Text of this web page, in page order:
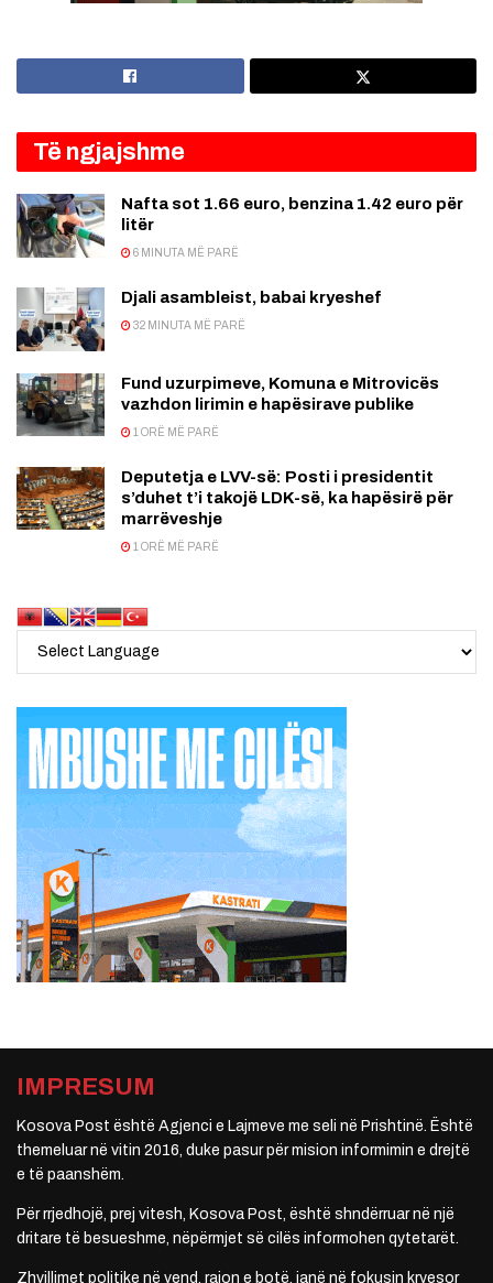
Të ngjajshme
Nafta sot 1.66 euro, benzina 1.42 euro për
litër
6 MINUTA MË PARË
Djali asambleist, babai kryeshef
32 MINUTA MË PARË
Fund uzurpimeve, Komuna e Mitrovicës
vazhdon lirimin e hapësirave publike
1 ORË MË PARË
Deputetja e LVV-së: Posti i presidentit
s’duhet t’i takojë LDK-së, ka hapësirë për
marrëveshje
1 ORË MË PARË
IMPRESUM
Kosova Post është Agjenci e Lajmeve me seli në Prishtinë. Është
themeluar në vitin 2016, duke pasur për mision informimin e drejtë
e të paanshëm.
Për rrjedhojë, prej vitesh, Kosova Post, është shndërruar në një
dritare të besueshme, nëpërmjet së cilës informohen qytetarët.
Zhvillimet politike në vend, rajon e botë, janë në fokusin kryesor